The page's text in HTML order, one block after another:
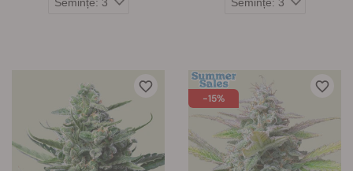
-15%